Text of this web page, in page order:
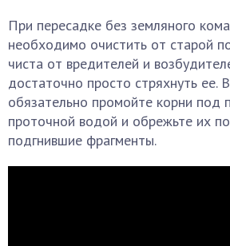
При пересадке без земляного
необходимо очистить от старой
чиста от вредителей и
достаточно просто стряхнуть ее.
обязательно промойте корни под
проточной водой и обрежьте их
подгнившие фрагменты.